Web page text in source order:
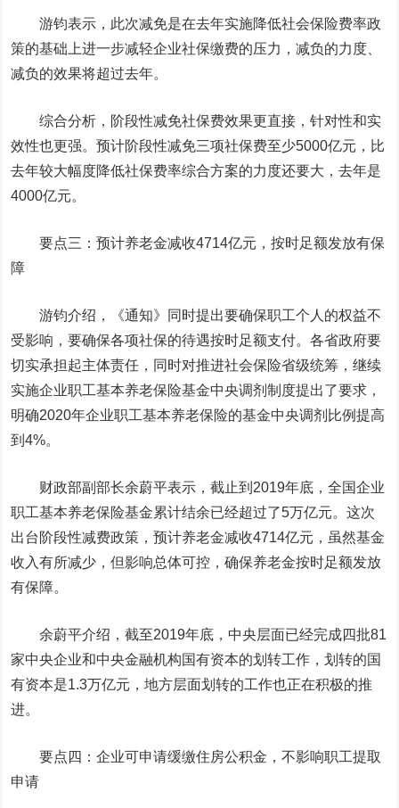
游钧表示，此次减免是在去年实施降低社会保险费率政
策的基础上进一步减轻企业社保缴费的压力，减负的力度、
减负的效果将超过去年。
综合分析，阶段性减免社保费效果更直接，针对性和实
效性也更强。预计阶段性减免三项社保费至少5000亿元，比
去年较大幅度降低社保费率综合方案的力度还要大，去年是
4000亿元。
要点三：预计养老金减收4714亿元，按时足额发放有保
障
游钧介绍，《通知》同时提出要确保职工个人的权益不
受影响，要确保各项社保的待遇按时足额支付。各省政府要
切实承担起主体责任，同时对推进社会保险省级统筹，继续
实施企业职工基本养老保险基金中央调剂制度提出了要求，
明确2020年企业职工基本养老保险的基金中央调剂比例提高
到4%。
财政部副部长余蔚平表示，截止到2019年底，全国企业
职工基本养老保险基金累计结余已经超过了5万亿元。这次
出台阶段性减费政策，预计养老金减收4714亿元，虽然基金
收入有所减少，但影响总体可控，确保养老金按时足额发放
有保障。
余蔚平介绍，截至2019年底，中央层面已经完成四批81
家中央企业和中央金融机构国有资本的划转工作，划转的国
有资本是1.3万亿元，地方层面划转的工作也正在积极的推
进。
要点四：企业可申请缓缴住房公积金，不影响职工提取
申请